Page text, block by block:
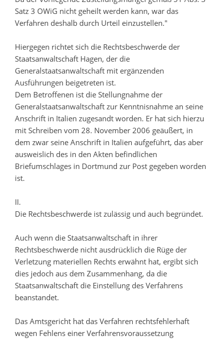
Satz 3 OWiG nicht geheilt werden kann, war das
Verfahren deshalb durch Urteil einzustellen."
Hiergegen richtet sich die Rechtsbeschwerde der
Staatsanwaltschaft Hagen, der die
Generalstaatsanwaltschaft mit ergänzenden
Ausführungen beigetreten ist.
Dem Betroffenen ist die Stellungnahme der
Generalstaatsanwaltschaft zur Kenntnisnahme an seine
Anschrift in Italien zugesandt worden. Er hat sich hierzu
mit Schreiben vom 28. November 2006 geäußert, in
dem zwar seine Anschrift in Italien aufgeführt, das aber
ausweislich des in den Akten befindlichen
Briefumschlages in Dortmund zur Post gegeben worden
ist.
II.
Die Rechtsbeschwerde ist zulässig und auch begründet.
Auch wenn die Staatsanwaltschaft in ihrer
Rechtsbeschwerde nicht ausdrücklich die Rüge der
Verletzung materiellen Rechts erwähnt hat, ergibt sich
dies jedoch aus dem Zusammenhang, da die
Staatsanwaltschaft die Einstellung des Verfahrens
beanstandet.
Das Amtsgericht hat das Verfahren rechtsfehlerhaft
wegen Fehlens einer Verfahrensvoraussetzung